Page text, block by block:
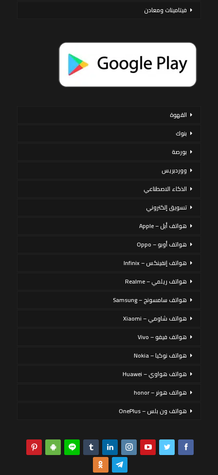
فيتامينات ومعادن
القهوة
بنوك
بورصة
ووردبريس
الذكاء الاصطناعي
تسويق إلكتروني
هواتف أبل – Apple
هواتف أوبو – Oppo
هواتف إنفينكس – Infinix
هواتف ريلمي – Realme
هواتف سامسونج – Samsung
هواتف شاومي – Xiaomi
هواتف فيفو – Vivo
هواتف نوكيا – Nokia
هواتف هواوي – Huawei
هواتف هونر – honor
هواتف ون بلس – OnePlus